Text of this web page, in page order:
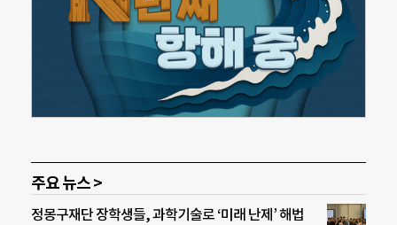
주요 뉴스 >
정몽구재단 장학생들, 과학기술로 ‘미래 난제’ 해법